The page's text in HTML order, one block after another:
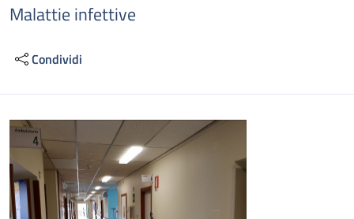
Malattie infettive
Condividi
Descrizione